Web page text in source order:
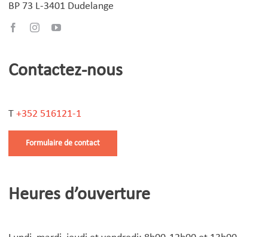
BP 73 L-3401 Dudelange
Contactez-nous
T +352 516121-1
Formulaire de contact
Heures d’ouverture